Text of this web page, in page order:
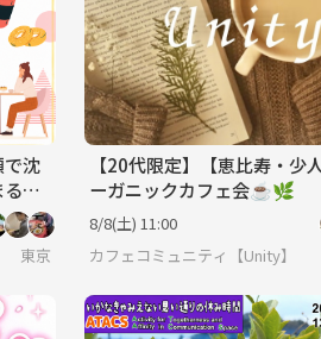
で沈
っ
東京
【20代限定】【恵比寿・少
ーガニックカフェ会☕️🌿
8/8(土) 11:00
カフェコミュニティ【Unity】